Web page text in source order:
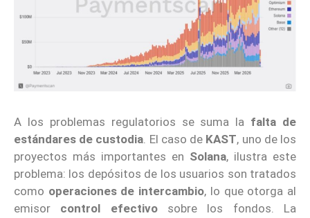
A los problemas regulatorios se suma la falta de
estándares de custodia. El caso de KAST, uno de los
proyectos más importantes en Solana, ilustra este
problema: los depósitos de los usuarios son tratados
como operaciones de intercambio, lo que otorga al
emisor control efectivosobre los fondos. La